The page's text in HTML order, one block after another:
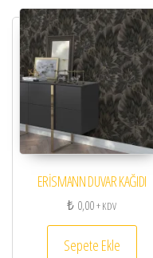
ERİSMANN DUVAR KAĞIDI
₺ 0,00+ KDV
Sepete Ekle